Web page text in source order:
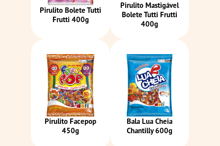
Pirulito Bolete Tutti
Frutti 400g
Pirulito Mastigável
Bolete Tutti Frutti
400g
Pirulito Facepop
450g
Bala Lua Cheia
Chantilly 600g